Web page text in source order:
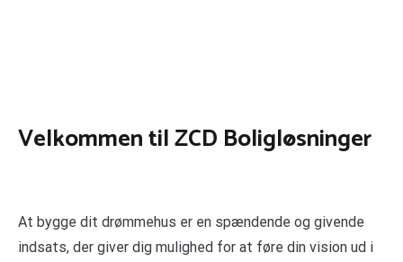
Velkommen til ZCD Boligløsninger
At bygge dit drømmehus er en spændende og givende
indsats, der giver dig mulighed for at føre din vision ud i